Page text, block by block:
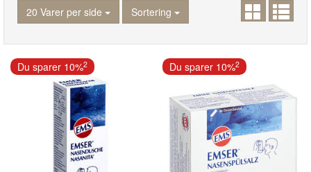
20 Varer per side Sortering
Du sparer 10%2 Du sparer 10%2